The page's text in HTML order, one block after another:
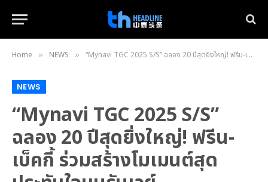
Home » NEWS » “Mynavi TGC 2025 S/S” ฉลอง 20 ปีสุดยิ่งใหญ่! ฟรีน-เบ็คกี้ ร่วมสร้างโมเมนต์สุดประทับใจบนรันเวย์
NEWS
“Mynavi TGC 2025 S/S”
ฉลอง 20 ปีสุดยิ่งใหญ่! ฟรีน-
เบ็คกี้ ร่วมสร้างโมเมนต์สุด